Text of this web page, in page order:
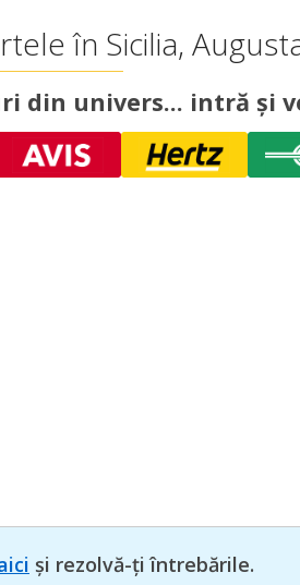
în Sicilia,
din univers... intră și
și rezolvă-ți întrebările.